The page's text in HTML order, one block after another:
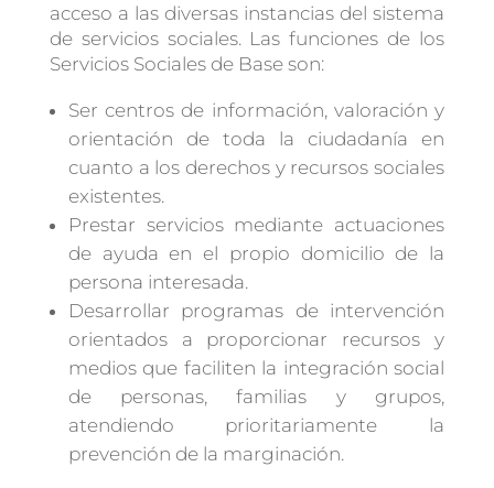
acceso a las diversas instancias del sistema
de servicios sociales. Las funciones de los
Servicios Sociales de Base son:
Ser centros de información, valoración y
orientación de toda la ciudadanía en
cuanto a los derechos y recursos sociales
existentes.
Prestar servicios mediante actuaciones
de ayuda en el propio domicilio de la
persona interesada.
Desarrollar programas de intervención
orientados a proporcionar recursos y
medios que faciliten la integración social
de personas, familias y grupos,
atendiendo prioritariamente la
prevención de la marginación.